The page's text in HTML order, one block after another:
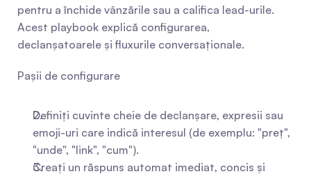
pentru a închide vânzările sau a califica lead-urile.
Acest playbook explică configurarea,
declanșatoarele și fluxurile conversaționale.
Pașii de configurare
Definiți cuvinte cheie de declanșare, expresii sau
emoji-uri care indică interesul (de exemplu: "preț",
"unde", "link", "cum").
Creați un răspuns automat imediat, concis și